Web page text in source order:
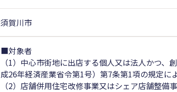
須賀川市
■対象者
（1）中心市街地に出店する個人又は法人かつ
成26年経済産業省令第1号）第7条第1項の規定に
（2）店舗併用住宅改修事業又はシェア店舗整